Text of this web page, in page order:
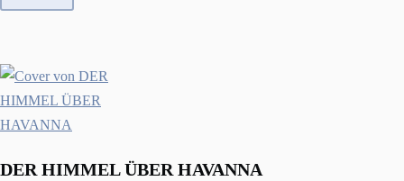
DER HIMMEL ÜBER HAVANNA